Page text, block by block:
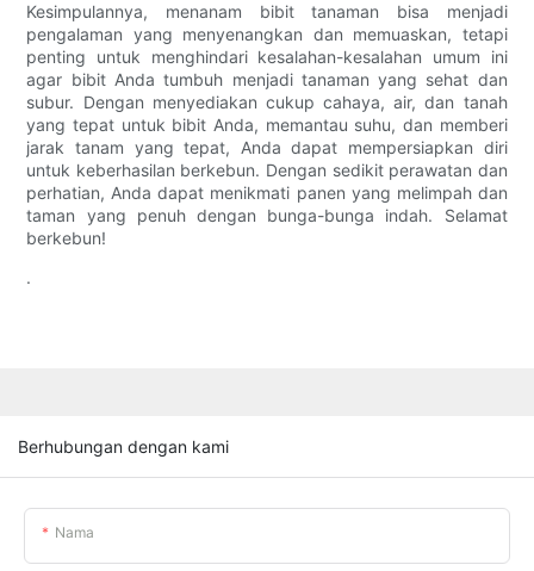
Kesimpulannya, menanam bibit tanaman bisa menjadi
pengalaman yang menyenangkan dan memuaskan, tetapi
penting untuk menghindari kesalahan-kesalahan umum ini
agar bibit Anda tumbuh menjadi tanaman yang sehat dan
subur. Dengan menyediakan cukup cahaya, air, dan tanah
yang tepat untuk bibit Anda, memantau suhu, dan memberi
jarak tanam yang tepat, Anda dapat mempersiapkan diri
untuk keberhasilan berkebun. Dengan sedikit perawatan dan
perhatian, Anda dapat menikmati panen yang melimpah dan
taman yang penuh dengan bunga-bunga indah. Selamat
berkebun!
.
Berhubungan dengan kami
Nama